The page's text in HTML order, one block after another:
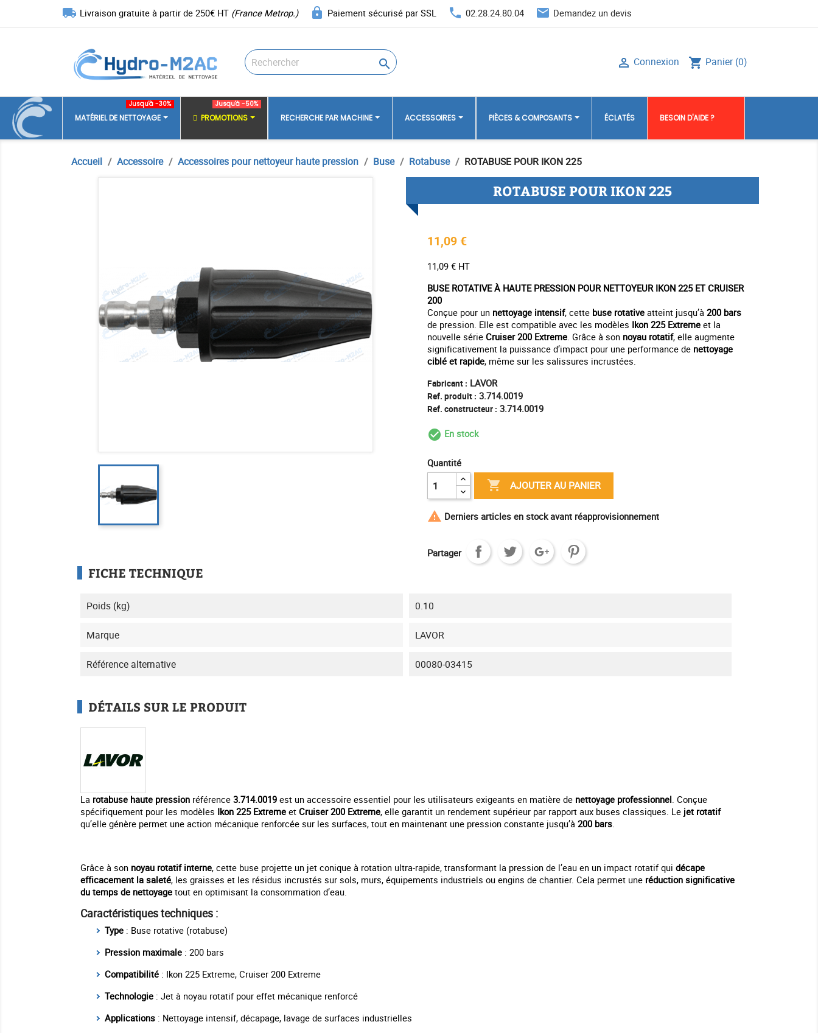
local_shipping Livraison gratuite à partir de 250€ HT (France Metrop.) lock Paiement sécurisé par SSL phone 02.28.24.80.04 email Demandez un devis
 shopping_cart Panier (0)
 Connexion
MATÉRIEL DE NETTOYAGE
Jusqu'à -30%
PROMOTIONS
Jusqu'à -50%
RECHERCHE PAR MACHINE ACCESSOIRES PIÈCES & COMPOSANTS ÉCLATÉS BESOIN D'AIDE ?
Accueil Accessoire Accessoires pour nettoyeur haute pression Buse Rotabuse ROTABUSE POUR IKON 225
ROTABUSE POUR IKON 225
11,09 €
11,09 € HT
BUSE ROTATIVE À HAUTE PRESSION POUR NETTOYEUR IKON 225 ET CRUISER
200
Conçue pour un nettoyage intensif, cette buse rotative atteint jusqu’à 200 bars
de pression. Elle est compatible avec les modèles Ikon 225 Extreme et la
nouvelle série Cruiser 200 Extreme. Grâce à son noyau rotatif, elle augmente
significativement la puissance d’impact pour une performance de nettoyage
ciblé et rapide, même sur les salissures incrustées.
Fabricant : LAVOR
Ref. produit : 3.714.0019
Ref. constructeur : 3.714.0019
check_circle_outline
En stock
Quantité
 AJOUTER AU PANIER
 Derniers articles en stock avant réapprovisionnement
Partager
FICHE TECHNIQUE
Poids (kg) 0.10
Marque LAVOR
Référence alternative 00080-03415
DÉTAILS SUR LE PRODUIT
La rotabuse haute pression référence 3.714.0019 est un accessoire essentiel pour les utilisateurs exigeants en matière de nettoyage professionnel. Conçue
spécifiquement pour les modèles Ikon 225 Extreme et Cruiser 200 Extreme, elle garantit un rendement supérieur par rapport aux buses classiques. Le jet rotatif
qu’elle génère permet une action mécanique renforcée sur les surfaces, tout en maintenant une pression constante jusqu’à 200 bars.
Grâce à son noyau rotatif interne, cette buse projette un jet conique à rotation ultra-rapide, transformant la pression de l’eau en un impact rotatif qui décape
efficacement la saleté, les graisses et les résidus incrustés sur sols, murs, équipements industriels ou engins de chantier. Cela permet une réduction significative
du temps de nettoyage tout en optimisant la consommation d’eau.
Caractéristiques techniques :
Type : Buse rotative (rotabuse)
Pression maximale : 200 bars
Compatibilité : Ikon 225 Extreme, Cruiser 200 Extreme
Technologie : Jet à noyau rotatif pour effet mécanique renforcé
Applications : Nettoyage intensif, décapage, lavage de surfaces industrielles